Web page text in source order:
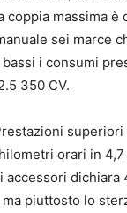
coppia massima è
sei marce
i consumi
350 CV.
superiori
orari in
accessori
piuttosto lo